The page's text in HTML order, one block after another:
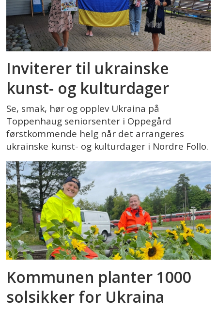
Inviterer til ukrainske
kunst- og kulturdager
Se, smak, hør og opplev Ukraina på
Toppenhaug seniorsenter i Oppegård
førstkommende helg når det arrangeres
ukrainske kunst- og kulturdager i Nordre Follo.
Kommunen planter 1000
solsikker for Ukraina